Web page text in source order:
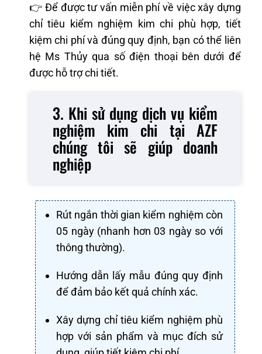
👉 Để được tư vấn miễn phí về việc xây dựng
chỉ tiêu kiểm nghiệm kim chi phù hợp, tiết
kiệm chi phí và đúng quy định, bạn có thể liên
hệ Ms Thủy qua số điện thoại bên dưới để
được hỗ trợ chi tiết.
3. Khi sử dụng dịch vụ kiểm
nghiệm kim chi tại AZF
chúng tôi sẽ giúp doanh
nghiệp
Rút ngắn thời gian kiểm nghiệm còn
05 ngày (nhanh hơn 03 ngày so với
thông thường).
Hướng dẫn lấy mẫu đúng quy định
để đảm bảo kết quả chính xác.
Xây dựng chỉ tiêu kiểm nghiệm phù
hợp với sản phẩm và mục đích sử